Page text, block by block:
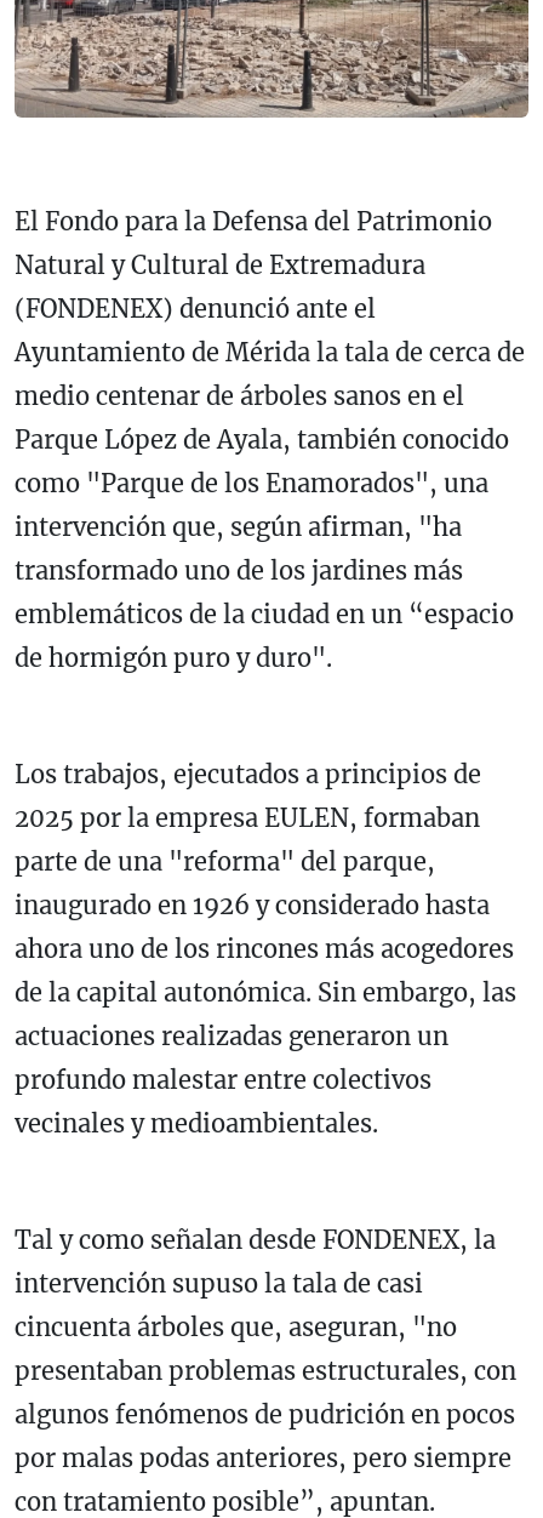
El Fondo para la Defensa del Patrimonio
Natural y Cultural de Extremadura
(FONDENEX) denunció ante el
Ayuntamiento de Mérida la tala de cerca de
medio centenar de árboles sanos en el
Parque López de Ayala, también conocido
como "Parque de los Enamorados", una
intervención que, según afirman, "ha
transformado uno de los jardines más
emblemáticos de la ciudad en un “espacio
de hormigón puro y duro".
Los trabajos, ejecutados a principios de
2025 por la empresa EULEN, formaban
parte de una "reforma" del parque,
inaugurado en 1926 y considerado hasta
ahora uno de los rincones más acogedores
de la capital autonómica. Sin embargo, las
actuaciones realizadas generaron un
profundo malestar entre colectivos
vecinales y medioambientales.
Tal y como señalan desde FONDENEX, la
intervención supuso la tala de casi
cincuenta árboles que, aseguran, "no
presentaban problemas estructurales, con
algunos fenómenos de pudrición en pocos
por malas podas anteriores, pero siempre
con tratamiento posible”, apuntan.